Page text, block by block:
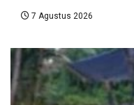
7 Agustus 2026